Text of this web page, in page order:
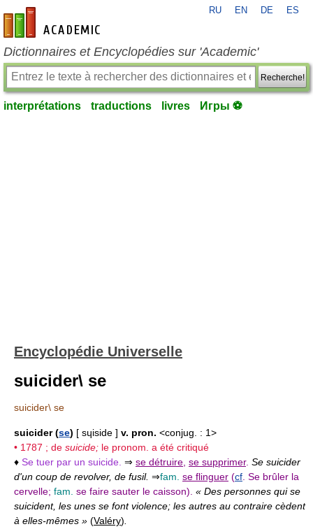
fr-academic.com
RU EN DE ES
Dictionnaires et Encyclopédies sur 'Academic'
Recherche!
interprétations traductions livres Игры ⚽
Encyclopédie Universelle
suicider\ se
suicider\ se
suicider (se) [ sɥiside ] v. pron. <conjug. : 1>
• 1787 ; de suicide; le pronom. a été critiqué
♦ Se tuer par un suicide. ⇒ se détruire se supprimer. Se suicider
d'un coup de revolver, de fusil. ⇒fam. se flinguer (cf . Se brûler la
cervelle; fam. se faire sauter le caisson). « Des personnes qui se
suicident, les unes se font violence; les autres au contraire cèdent
à elles-mêmes » (Valéry)